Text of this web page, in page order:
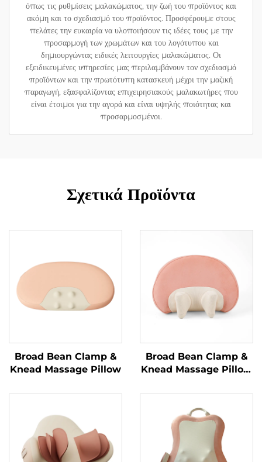
όπως τις ρυθμίσεις μαλακώματος, την ζωή του προϊόντος και
ακόμη και το σχεδιασμό του προϊόντος. Προσφέρουμε στους
πελάτες την ευκαιρία να υλοποιήσουν τις ιδέες τους με την
προσαρμογή των χρωμάτων και του λογότυπου και
δημιουργώντας ειδικές λειτουργίες μαλακώματος. Οι
εξειδικευμένες υπηρεσίες μας περιλαμβάνουν τον σχεδιασμό
προϊόντων και την πρωτότυπη κατασκευή μέχρι την μαζική
παραγωγή, εξασφαλίζοντας επιχειρησιακούς μαλακωτήρες που
είναι έτοιμοι για την αγορά και είναι υψηλής ποιότητας και
προσαρμοσμένοι.
Σχετικά Προϊόντα
Broad Bean Clamp &
Knead Massage Pillow
Broad Bean Clamp &
Knead Massage Pillow